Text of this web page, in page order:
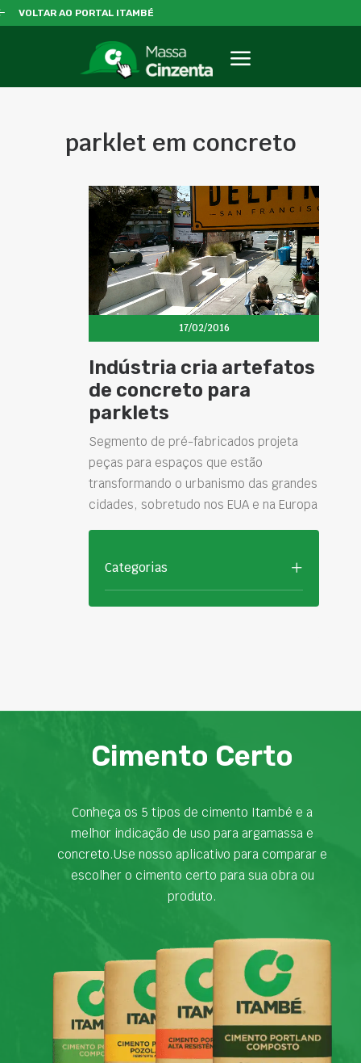
VOLTAR AO PORTAL ITAMBÉ
parklet em concreto
17/02/2016
Indústria cria artefatos
de concreto para
parklets
Segmento de pré-fabricados projeta
peças para espaços que estão
transformando o urbanismo das grandes
cidades, sobretudo nos EUA e na Europa
Categorias
Cimento Certo
Conheça os 5 tipos de cimento Itambé e a
melhor indicação de uso para argamassa e
concreto.Use nosso aplicativo para comparar e
escolher o cimento certo para sua obra ou
produto.